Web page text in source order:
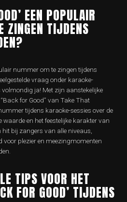
EEN POPULAIR
ZINGEN TIJDENS
nummer om te zingen tijdens
vraag onder karaoke-
volmondig ja! Met zijn aanstekelijke
for Good” van Take That
tijdens karaoke-sessies over de
waarde en het feestelijke karakter van
bij zangers van alle niveaus,
voor plezier en meezingmomenten
TIPS VOOR HET
FOR GOOD’ TIJDENS